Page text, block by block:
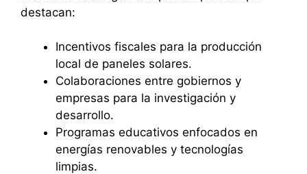
destacan:
Incentivos fiscales para la producción
local de paneles solares.
Colaboraciones entre gobiernos y
empresas para la investigación y
desarrollo.
Programas educativos enfocados en
energías renovables y tecnologías
limpias.